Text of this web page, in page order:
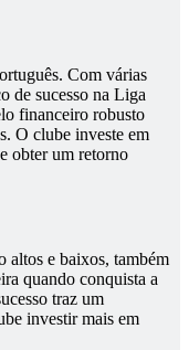
Com várias
de sucesso na Liga
financeiro robusto
O clube investe em
obter um retorno
altos e baixos, também
quando conquista a
traz um
investir mais em